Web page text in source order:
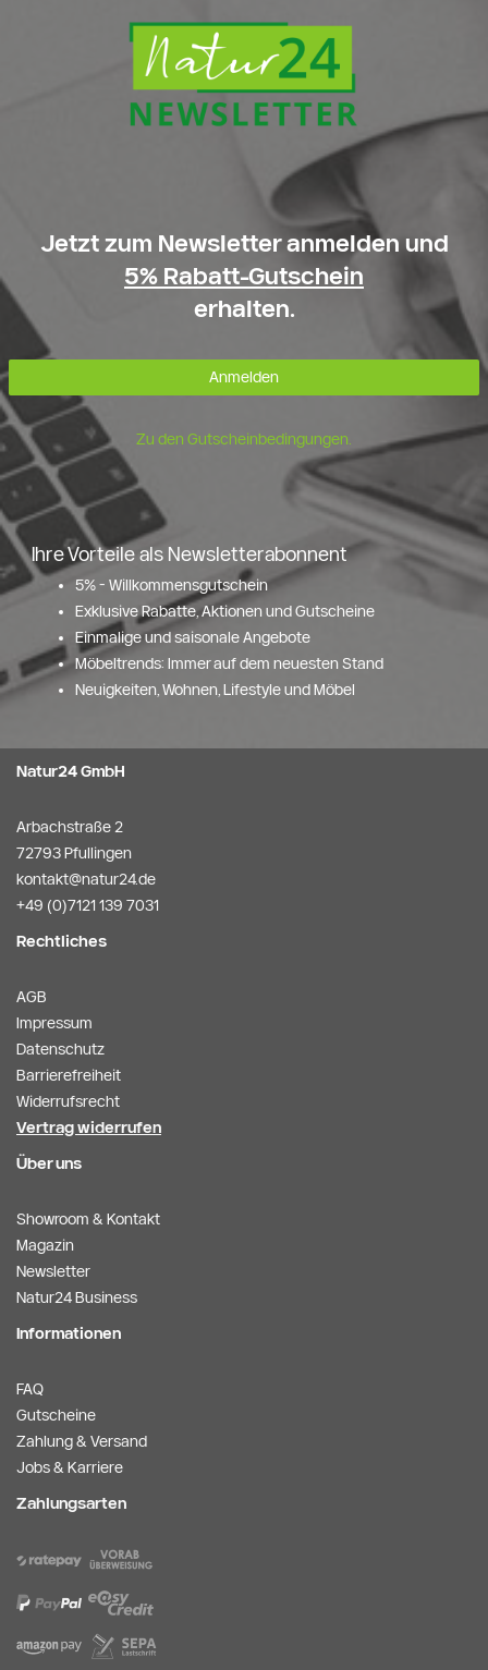
Jetzt zum Newsletter anmelden und
5% Rabatt-Gutschein
erhalten.
Anmelden
Zu den Gutscheinbedingungen.
Ihre Vorteile als Newsletterabonnent
5% - Willkommensgutschein
Exklusive Rabatte, Aktionen und Gutscheine
Einmalige und saisonale Angebote
Möbeltrends: Immer auf dem neuesten Stand
Neuigkeiten, Wohnen, Lifestyle und Möbel
Natur24 GmbH
Arbachstraße 2
72793 Pfullingen
kontakt@natur24.de
+49 (0)7121 139 7031
Rechtliches
AGB
Impressum
Datenschutz
Barrierefreiheit
Widerrufsrecht
Vertrag widerrufen
Über uns
Showroom & Kontakt
Magazin
Newsletter
Natur24 Business
Informationen
FAQ
Gutscheine
Zahlung & Versand
Jobs & Karriere
Zahlungsarten